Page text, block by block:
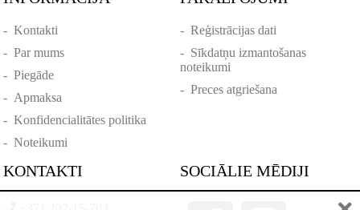
-Kontakti
-Par mums
-Piegāde
- Apmaksa
-Konfidencialitātes politika
-Noteikumi
- Reģistrācijas dati
- Sīkdatņu izmantošanas
noteikumi
- Preces atgriešana
KONTAKTI SOCIĀLIE MĒDIJI